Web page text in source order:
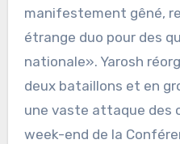
manifestement gêné,
étrange duo pour des
nationale». Yarosh
deux bataillons et en
une vaste attaque des
week-end de la